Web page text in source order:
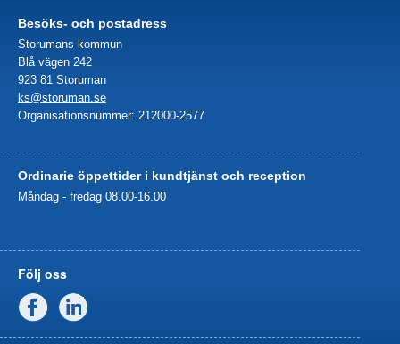
Besöks- och postadress
Storumans kommun
Blå vägen 242
923 81 Storuman
ks@storuman.se
Organisationsnummer: 212000-2577
Ordinarie öppettider i kundtjänst och reception
Måndag - fredag 08.00-16.00
Följ oss
Facebook